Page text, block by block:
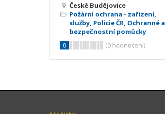
České Budějovice
Požární ochrana - zařízení,
služby, Policie ČR, Ochranné a
bezpečnostní pomůcky
0
(0 hodnocení)